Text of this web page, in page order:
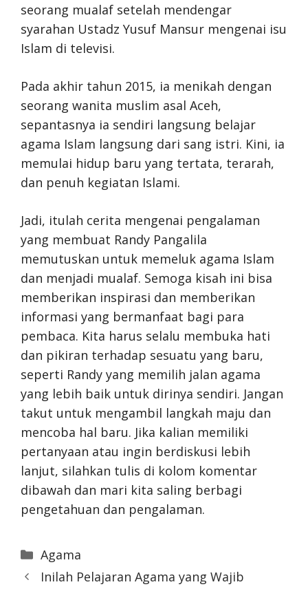
seorang mualaf setelah mendengar
syarahan Ustadz Yusuf Mansur mengenai isu
Islam di televisi.
Pada akhir tahun 2015, ia menikah dengan
seorang wanita muslim asal Aceh,
sepantasnya ia sendiri langsung belajar
agama Islam langsung dari sang istri. Kini, ia
memulai hidup baru yang tertata, terarah,
dan penuh kegiatan Islami.
Jadi, itulah cerita mengenai pengalaman
yang membuat Randy Pangalila
memutuskan untuk memeluk agama Islam
dan menjadi mualaf. Semoga kisah ini bisa
memberikan inspirasi dan memberikan
informasi yang bermanfaat bagi para
pembaca. Kita harus selalu membuka hati
dan pikiran terhadap sesuatu yang baru,
seperti Randy yang memilih jalan agama
yang lebih baik untuk dirinya sendiri. Jangan
takut untuk mengambil langkah maju dan
mencoba hal baru. Jika kalian memiliki
pertanyaan atau ingin berdiskusi lebih
lanjut, silahkan tulis di kolom komentar
dibawah dan mari kita saling berbagi
pengetahuan dan pengalaman.
Categories
Agama
Inilah Pelajaran Agama yang Wajib